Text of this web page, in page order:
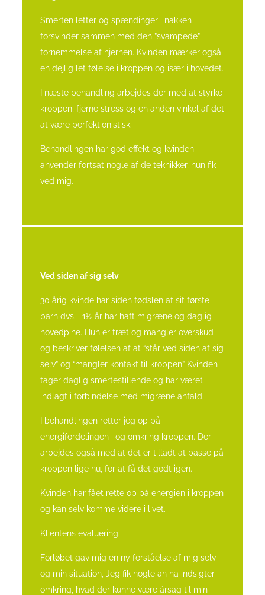
Smerten letter og spændinger i nakken
forsvinder sammen med den ”svampede”
fornemmelse af hjernen. Kvinden mærker også
en dejlig let følelse i kroppen og især i hovedet.
I næste behandling arbejdes der med at styrke
kroppen, fjerne stress og en anden vinkel af det
at være perfektionistisk.
Behandlingen har god effekt og kvinden
anvender fortsat nogle af de teknikker, hun fik
ved mig.
Ved siden af sig selv
30 årig kvinde har siden fødslen af sit første
barn dvs. i 1½ år har haft migræne og daglig
hovedpine. Hun er træt og mangler overskud
og beskriver følelsen af at “står ved siden af sig
selv” og “mangler kontakt til kroppen” Kvinden
tager daglig smertestillende og har været
indlagt i forbindelse med migræne anfald.
I behandlingen retter jeg op på
energifordelingen i og omkring kroppen. Der
arbejdes også med at det er tilladt at passe på
kroppen lige nu, for at få det godt igen.
Kvinden har fået rette op på energien i kroppen
og kan selv komme videre i livet.
Klientens evaluering.
Forløbet gav mig en ny forståelse af mig selv
og min situation, Jeg fik nogle ah ha indsigter
omkring, hvad der kunne være årsag til min